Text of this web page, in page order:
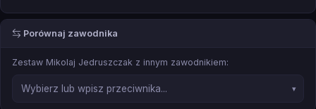
Porównaj zawodnika
Zestaw Mikolaj Jedruszczak z innym zawodnikiem: